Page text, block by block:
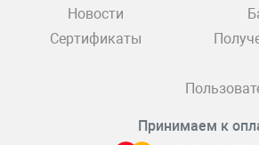
Новости
Сертификаты
Принимаем к